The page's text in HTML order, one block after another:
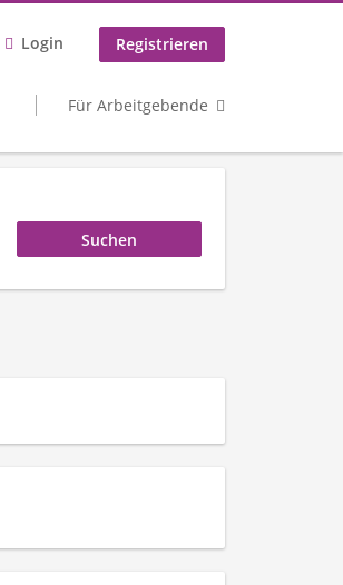
Login Registrieren
Für Arbeitgebende